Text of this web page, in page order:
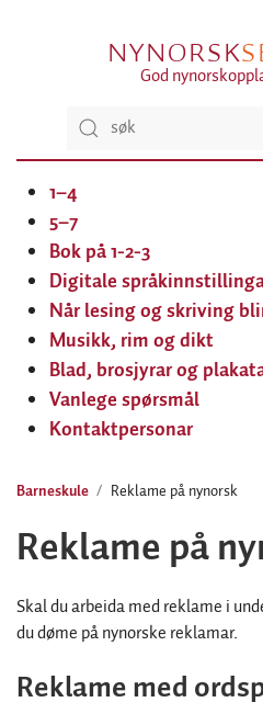
NYNORSK
God
1–4
5–7
Bok på 1-2-3
Digitale
Når lesing og skriving
Musikk, rim og dikt
Blad, brosjyrar og
Vanlege spørsmål
Kontaktpersonar
Barneskule Reklame på nynorsk
Reklame på
Skal du arbeida med reklame i
du døme på nynorske reklamar.
Reklame med